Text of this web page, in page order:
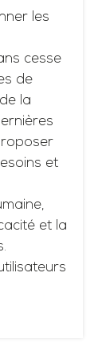
les
cesse
de
la
et
et la